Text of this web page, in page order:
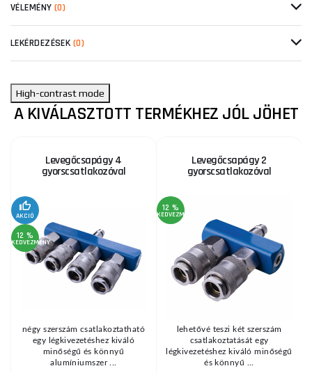
VÉLEMÉNY (0)
LEKÉRDEZÉSEK (0)
High-contrast mode
A KIVÁLASZTOTT TERMÉKHEZ JÓL JÖHET
Levegőcsapágy 4
gyorscsatlakozóval
AKCIÓ
12 %
KEDVEZMÉNY
négy szerszám csatlakoztatható
egy légkivezetéshez kiváló
minőségű és könnyű
alumíniumszer ...
Levegőcsapágy 2
gyorscsatlakozóval
12 %
KEDVEZMÉNY
lehetővé teszi két szerszám
csatlakoztatását egy
légkivezetéshez kiváló minőségű
és könnyű ...